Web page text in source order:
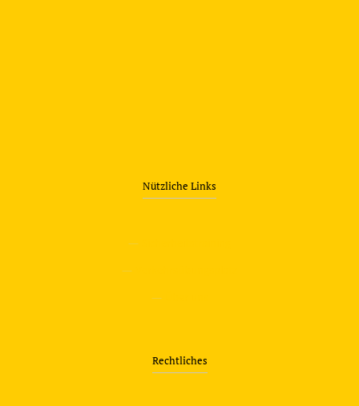
Nützliche Links
—
—
—
Rechtliches